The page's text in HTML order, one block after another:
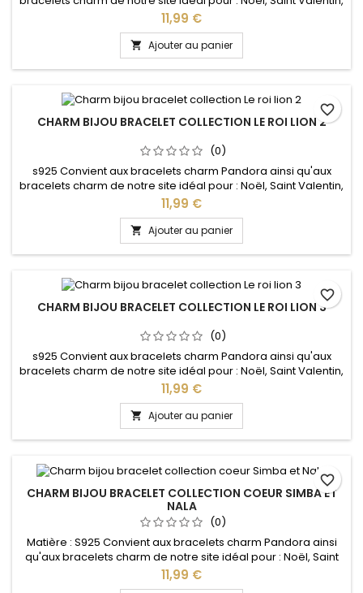
anniversaire, anniversaire de mariage
Prix
11,99 €
 Ajouter au panier
CHARM BIJOU BRACELET COLLECTION LE ROI LION 2
(0)
s925 Convient aux bracelets charm Pandora ainsi qu'aux
bracelets charm de notre site idéal pour : Noël, Saint Valentin,
anniversaire, anniversaire de mariage
Prix
11,99 €
 Ajouter au panier
favorite_border
CHARM BIJOU BRACELET COLLECTION LE ROI LION 3
(0)
s925 Convient aux bracelets charm Pandora ainsi qu'aux
bracelets charm de notre site idéal pour : Noël, Saint Valentin,
anniversaire, anniversaire de mariage
Prix
11,99 €
 Ajouter au panier
favorite_border
CHARM BIJOU BRACELET COLLECTION COEUR SIMBA ET
NALA
(0)
Matière : S925 Convient aux bracelets charm Pandora ainsi
qu'aux bracelets charm de notre site idéal pour : Noël, Saint
Valentin, anniversaire, anniversaire de mariage
Prix
11,99 €
favorite_border